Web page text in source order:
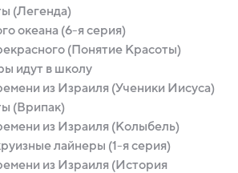
(Легенда)
океана (6-я серия)
(Понятие Красоты)
идут в школу
из Израиля (Ученики Иисуса)
(Врипак)
из Израиля (Колыбель)
лайнеры (1-я серия)
из Израиля (История